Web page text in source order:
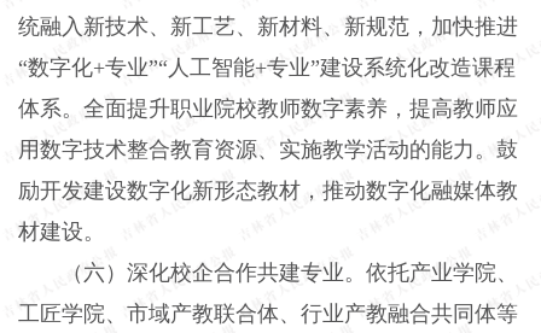
统融入新技术、新工艺、新材料、新规范，加快推进
“数字化+专业”“人工智能+专业”建设系统化改造课程
体系。全面提升职业院校教师数字素养，提高教师应
用数字技术整合教育资源、实施教学活动的能力。鼓
励开发建设数字化新形态教材，推动数字化融媒体教
材建设。
（六）深化校企合作共建专业。 依托产业学院、
工匠学院、市域产教联合体、行业产教融合共同体等